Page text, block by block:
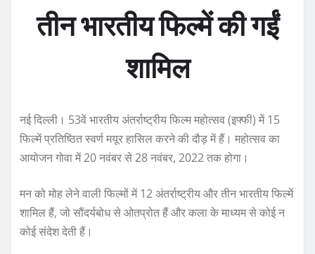
तीन भारतीय फिल्में की गईं
शामिल
नई दिल्ली। 53वें भारतीय अंतर्राष्ट्रीय फिल्म महोत्सव (इफ्फी) में 15
फिल्में प्रतिष्ठित स्वर्ण मयूर हासिल करने की दौड़ में हैं। महोत्सव का
आयोजन गोवा में 20 नवंबर से 28 नवंबर, 2022 तक होगा।
मन को मोह लेने वाली फिल्मों में 12 अंतर्राष्ट्रीय और तीन भारतीय फिल्में
शामिल हैं, जो सौंदर्यबोध से ओतप्रोत हैं और कला के माध्यम से कोई न
कोई संदेश देती हैं।